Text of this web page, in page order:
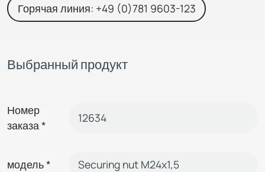
Горячая линия: +49 (0)781 9603-123
Выбранный продукт
Номер
заказа *
модель*